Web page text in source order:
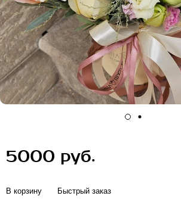
5000 руб.
В корзину Быстрый заказ